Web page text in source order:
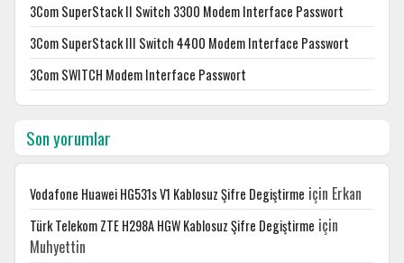
3Com SuperStack II Switch 3300 Modem Interface Passwort
3Com SuperStack III Switch 4400 Modem Interface Passwort
3Com SWITCH Modem Interface Passwort
Son yorumlar
Vodafone Huawei HG531s V1 Kablosuz Şifre Degiştirme için Erkan
Türk Telekom ZTE H298A HGW Kablosuz Şifre Degiştirme için
Muhyettin